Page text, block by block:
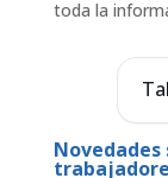
toda la